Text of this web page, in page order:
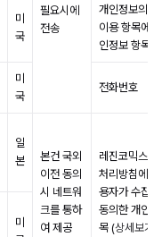
필요시에
전송
미
국
개인정보의
이용 항목에
인정보 항목
미
국
전화번호
일
본
본건 국외
이전 동의
시 네트워
크를 통하
여 제공
레진코믹스
처리방침에
용자가 수집
동의한 개인
목 (상세보기
미